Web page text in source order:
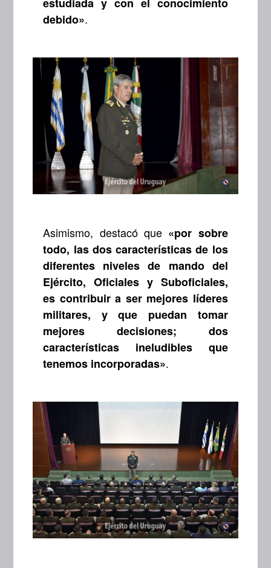
debido».
Asimismo, destacó que «por sobre
todo, las dos características de los
diferentes niveles de mando del
Ejército, Oficiales y Suboficiales,
es contribuir a ser mejores líderes
militares, y que puedan tomar
mejores decisiones; dos
características ineludibles que
tenemos incorporadas».